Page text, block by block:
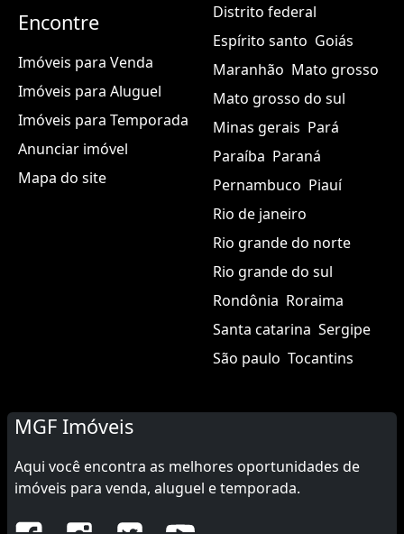
Encontre
Imóveis para Venda
Imóveis para Aluguel
Imóveis para Temporada
Anunciar imóvel
Mapa do site
Distrito federal
Espírito santo Goiás
Maranhão Mato grosso
Mato grosso do sul
Minas gerais Pará
Paraíba Paraná
Pernambuco Piauí
Rio de janeiro
Rio grande do norte
Rio grande do sul
Rondônia Roraima
Santa catarina Sergipe
São paulo Tocantins
MGF Imóveis
Aqui você encontra as melhores oportunidades de
imóveis para venda, aluguel e temporada.